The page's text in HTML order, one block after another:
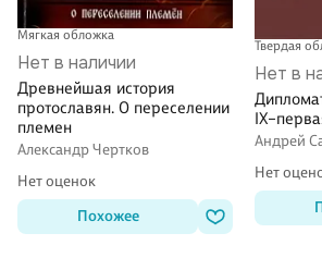
Мягкая обложка
Нет в наличии
Древнейшая история
протославян. О переселении
племен
Александр Чертков
Нет оценок
Похожее
Твердая
Нет в
Андрей
Нет